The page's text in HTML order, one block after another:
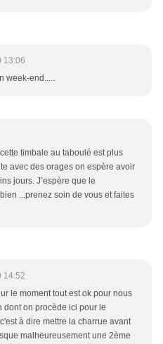
13:06
week-end.....
timbale au taboulé est plus
avec des orages on espère avoir
jours. J’espère que le
...prenez soin de vous et faites
14:52
le moment tout est ok pour nous
dont on procède ici pour le
à dire mettre la charrue avant
malheureusement une 2ème